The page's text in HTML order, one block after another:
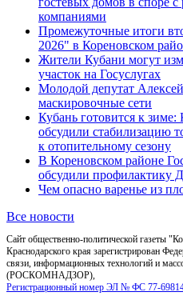
компаниями
Промежуточные итоги
2026" в Кореновском
Жители Кубани могут
участок на Госуслугах
Молодой депутат
маскировочные сети
Кубань готовится к
обсудили стабилизацию
к отопительному сезону
В Кореновском районе
обсудили профилактику
Чем опасно варенье из
Все новости
Сайт общественно-политической газеты
Краснодарского края зарегистрирован
связи, информационных технологий и
(РОСКОМНАДЗОР),
Регистрационный номер ЭЛ № ФС 77-